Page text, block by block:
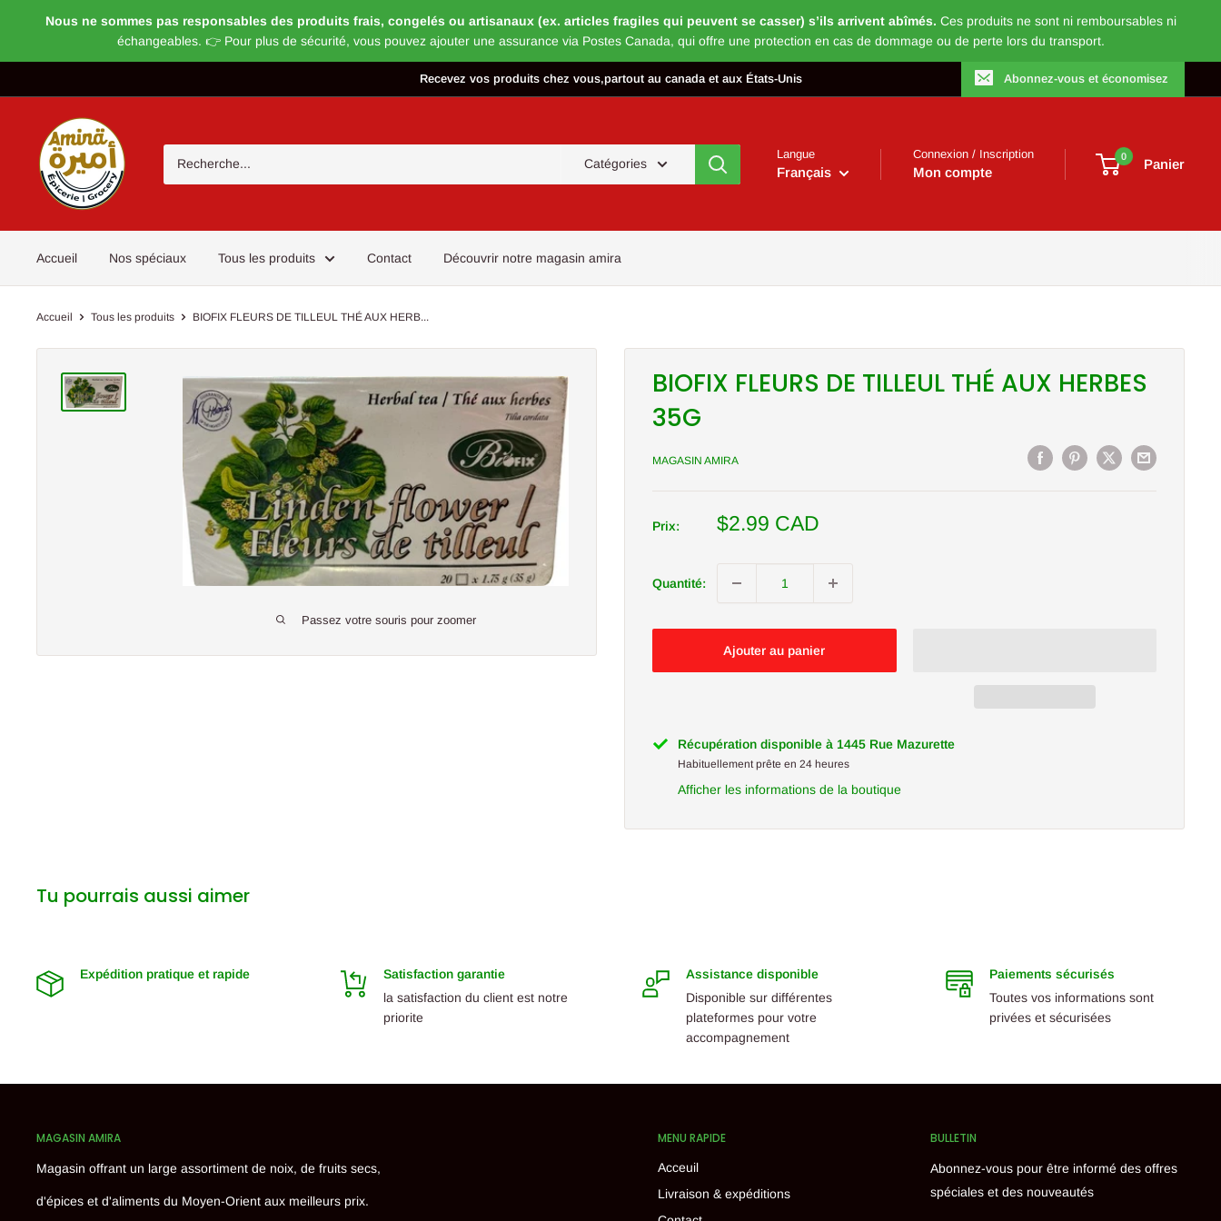
Nous ne sommes pas responsables des produits frais, congelés ou artisanaux (ex. articles fragiles qui peuvent se casser) s’ils arrivent abîmés. Ces produits ne sont ni remboursables ni
échangeables. 👉 Pour plus de sécurité, vous pouvez ajouter une assurance via Postes Canada, qui offre une protection en cas de dommage ou de perte lors du transport.
au
Recevez vos produits chez vous,partout au canada et aux États-Unis Abonnez-vous et économisez
Magasin
Amira
Catégories
Langue
Français
Connexion / Inscription
Mon compte
0 Panier
Accueil Nos spéciaux Tous les produits Contact Découvrir notre magasin amira
Accueil Tous les produits BIOFIX FLEURS DE TILLEUL THÉ AUX HERB...
Passez votre souris pour zoomer
BIOFIX FLEURS DE TILLEUL THÉ AUX HERBES
35G
MAGASIN AMIRA
Prix:
Prix
$2.99 CAD
Quantité:
Ajouter au panier
Récupération disponible à 1445 Rue Mazurette
Habituellement prête en 24 heures
Afficher les informations de la boutique
Tu pourrais aussi aimer
Expédition pratique et rapide
Satisfaction garantie
la satisfaction du client est notre
priorite
Assistance disponible
Disponible sur différentes
plateformes pour votre
accompagnement
Paiements sécurisés
Toutes vos informations sont
privées et sécurisées
MAGASIN AMIRA
Magasin offrant un large assortiment de noix, de fruits secs,
d'épices et d'aliments du Moyen-Orient aux meilleurs prix.
MENU RAPIDE
Acceuil
Livraison & expéditions
BULLETIN
Abonnez-vous pour être informé des offres
spéciales et des nouveautés